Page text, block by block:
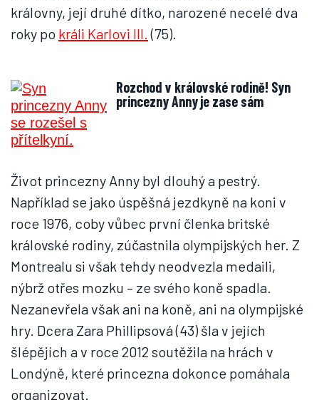
královny, její druhé dítko, narozené necelé dva
roky po králi Karlovi III. (75).
Rozchod v královské rodině! Syn
princezny Anny je zase sám
Život princezny Anny byl dlouhý a pestrý.
Například se jako úspěšná jezdkyně na koni v
roce 1976, coby vůbec první členka britské
královské rodiny, zúčastnila olympijských her. Z
Montrealu si však tehdy neodvezla medaili,
nýbrž otřes mozku – ze svého koně spadla.
Nezanevřela však ani na koně, ani na olympijské
hry. Dcera Zara Phillipsová (43) šla v jejích
šlépějích a v roce 2012 soutěžila na hrách v
Londýně, které princezna dokonce pomáhala
organizovat.